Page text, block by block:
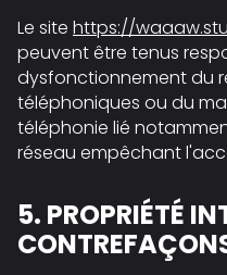
Le site https://
peuvent être tenus
dysfonctionnement du
téléphoniques ou du
téléphonie lié
réseau empêchant
5. PROPRIÉTÉ